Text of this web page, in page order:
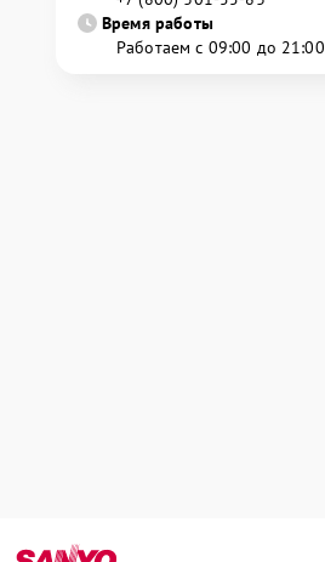
Время работы
Работаем с 09:00 до 21:00